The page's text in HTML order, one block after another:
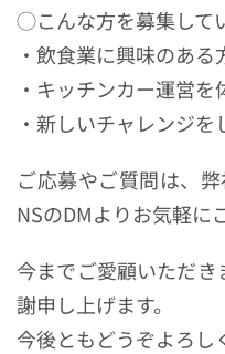
◯こんな方を募集して
・飲食業に興味のある
・キッチンカー運営
・新しいチャレンジを
ご応募やご質問は、
NSのDMよりお気軽に
今までご愛顧いただ
謝申し上げます。
今後ともどうぞよろし